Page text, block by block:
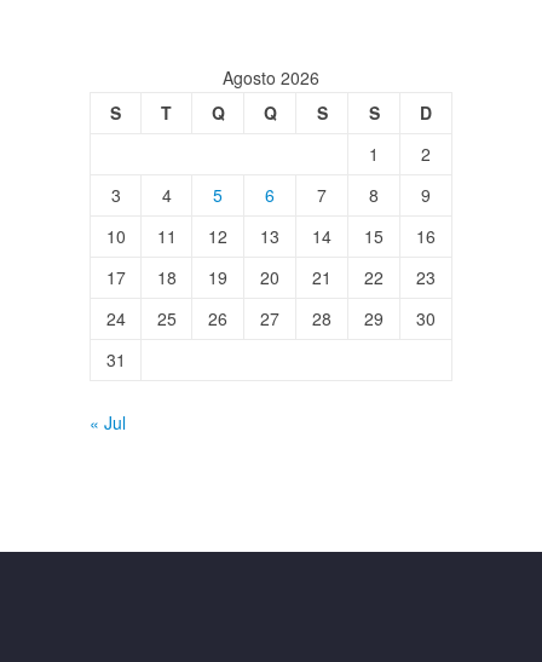
Agosto 2026
S
T Q Q S S
D
1
2
3
4 5 6 7 8
9
10
11 12 13 14 15
16
17
18 19 20 21 22
23
24
25 26 27 28 29
30
31
« Jul